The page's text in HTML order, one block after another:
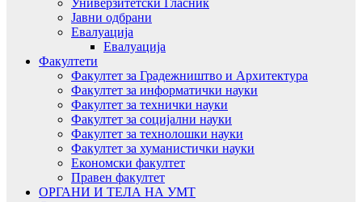
Јавни одбрани
Евалуација
Евалуација
Факултети
Факултет за Градежништво и Архитектура
Факултет за информатички науки
Факултет за технички науки
Факултет за социјални науки
Факултет за технолошки науки
Факултет за хуманистички науки
Економски факултет
Правен факултет
ОРГАНИ И ТЕЛА НА УМТ